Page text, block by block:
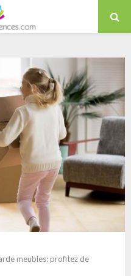
meubles: profitez de